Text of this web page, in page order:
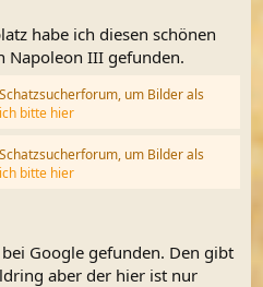
habe ich diesen schönen
Napoleon III gefunden.
um Bilder als
bitte hier
um Bilder als
bitte hier
Google gefunden. Den gibt
aber der hier ist nur